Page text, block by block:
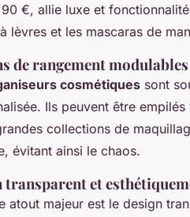
€, allie luxe et
lèvres et les mascaras de
de rangement modulables
cosmétiques sont
Ils peuvent être
collections de
évitant ainsi le chaos.
transparent et
atout majeur est le design